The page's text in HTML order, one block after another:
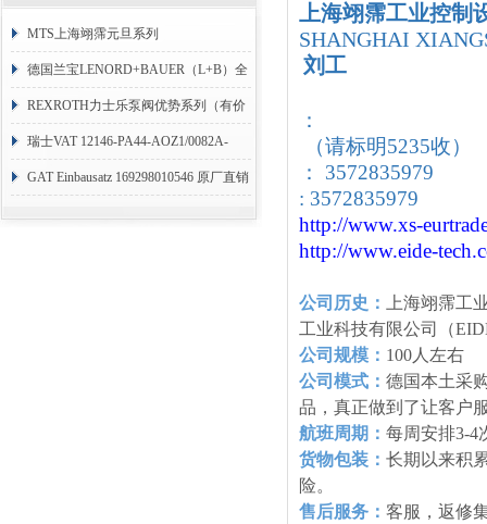
MTS上海翊霈元旦系列
RHM3050MR081A01
德国兰宝LENORD+BAUER（L+B）全
系列编码器
REXROTH力士乐泵阀优势系列（有价
目表）
瑞士VAT 12146-PA44-AOZ1/0082A-
1173938
GAT Einbausatz 169298010546 原厂直销
上海翊霈工业控制
SHANGHAI
刘工
：
（请标明5235收）
： 3572835979
: 3572835979
http://www.xs-
http://www.eide-tech
公司历史：
上海翊霈工
工业科技有限公司（
公司规模： 100人左右
公司模式： 德国本土采
品，真正做到了让客户
航班周期： 每周安排3-4
货物包装： 长期以来积
险。
售后服务： 客服，返修